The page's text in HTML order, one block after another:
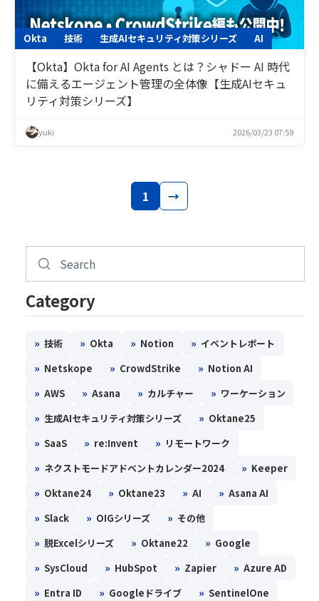
Okta 技術 生成AIセキュリティ対策シリーズ AI
【Okta】Okta for AI Agents とは？シャドー AI 時代
に備えるエージェント管理の全体像【生成AIセキュ
リティ対策シリーズ】
yuki 2026/03/23 07:59
1 →
Category
» 技術 » Okta » Notion » イベントレポート
» Netskope » CrowdStrike » Notion AI
» AWS » Asana » カルチャー » ワーケーション
» 生成AIセキュリティ対策シリーズ » Oktane25
» SaaS » re:Invent » リモートワーク
» ネクストモードアドベントカレンダー2024 » Keeper
» Oktane24 » Oktane23 » AI » Asana AI
» Slack » OIGシリーズ » その他
» 脱Excelシリーズ » Oktane22 » Google
» SysCloud » HubSpot » Zapier » Azure AD
» Entra ID » Googleドライブ » SentinelOne